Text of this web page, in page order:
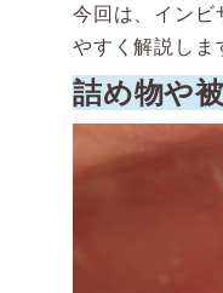
今回は、インビ
やすく解説しま
詰め物や